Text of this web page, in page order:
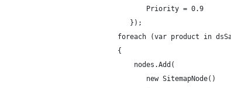
                   Priority = 0.9
               });
foreach (var product in
            {
                nodes.Add(
                   new SitemapNode()